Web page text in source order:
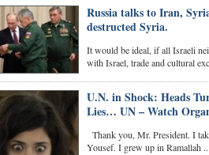
Russia talks to Iran,
destructed Syria.
It would be ideal, if all Israeli
with Israel, trade and cultural
U.N. in Shock: Heads
Lies… UN – Watch
Thank you, Mr. President. I
Yousef. I grew up in Ramallah